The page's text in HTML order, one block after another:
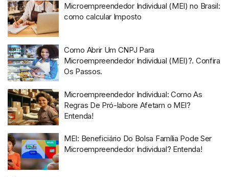
Microempreendedor Individual (MEI) no Brasil:
como calcular Imposto
Como Abrir Um CNPJ Para
Microempreendedor Individual (MEI)?. Confira
Os Passos.
Microempreendedor Individual: Como As
Regras De Pró-labore Afetam o MEI?
Entenda!
MEI: Beneficiário Do Bolsa Família Pode Ser
Microempreendedor Individual? Entenda!